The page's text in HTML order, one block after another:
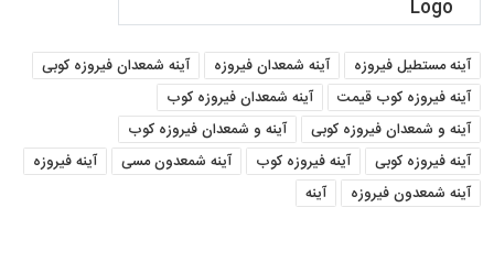
آینه مستطیل فیروزه آینه شمعدان فیروزه
آینه شمعدان فیروزه کوبی
آینه فیروزه کوب قیمت
آینه شمعدان فیروزه کوب
آینه و شمعدان فیروزه کوبی
آینه و شمعدان فیروزه کوب
آینه فیروزه کوبی
آینه فیروزه کوب آینه شمعدون مسی
آینه فیروزه
آینه شمعدون فیروزه
آینه